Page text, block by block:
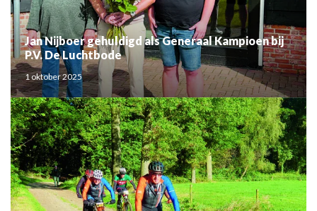
Jan Nijboer gehuldigd als Generaal Kampioen bij
P.V. De Luchtbode
1 oktober 2025